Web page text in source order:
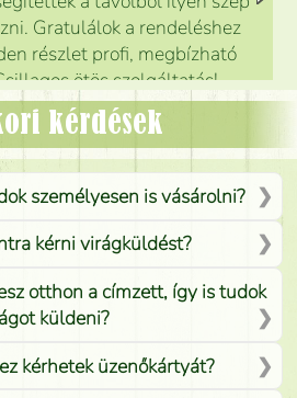
Gratulálok a rendeléshez
részlet profi, megbízható
ötös szolgáltatás!
Mónika
kérdések
személyesen is vásárolni?
kérni virágküldést?
otthon a címzett, így is tudok
küldeni?
kérhetek üzenőkártyát?